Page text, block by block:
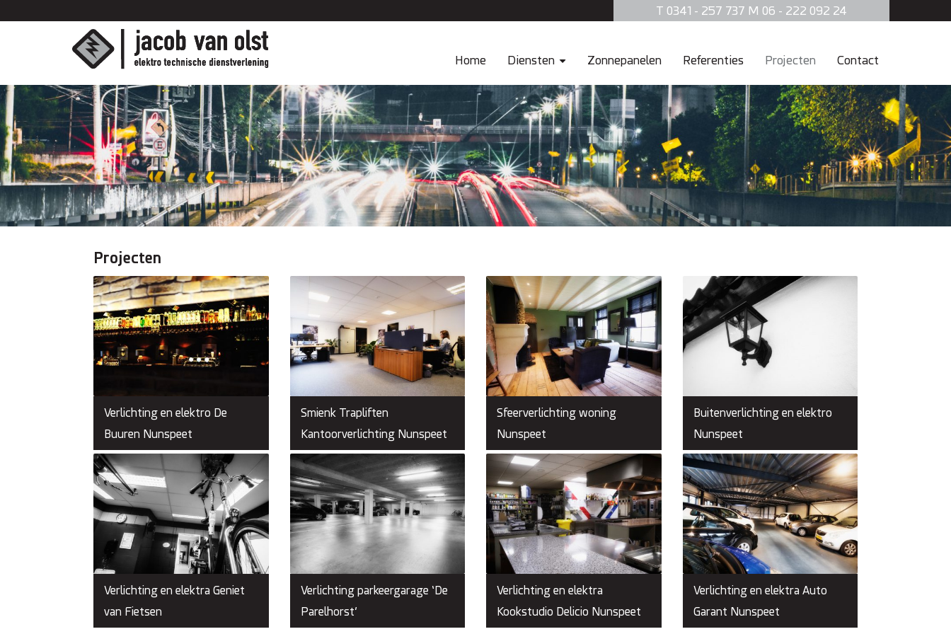
T 0341 - 257 737 M 06 - 222 092 24
Home Diensten Zonnepanelen Referenties Projecten Contact
Projecten
Verlichting en elektro De
Buuren Nunspeet
Smienk Trapliften
Kantoorverlichting Nunspeet
Sfeerverlichting woning
Nunspeet
Buitenverlichting en elektro
Nunspeet
Verlichting en elektra Geniet
van Fietsen
Verlichting parkeergarage ‘De
Parelhorst’
Verlichting en elektra
Kookstudio Delicio Nunspeet
Verlichting en elektra Auto
Garant Nunspeet